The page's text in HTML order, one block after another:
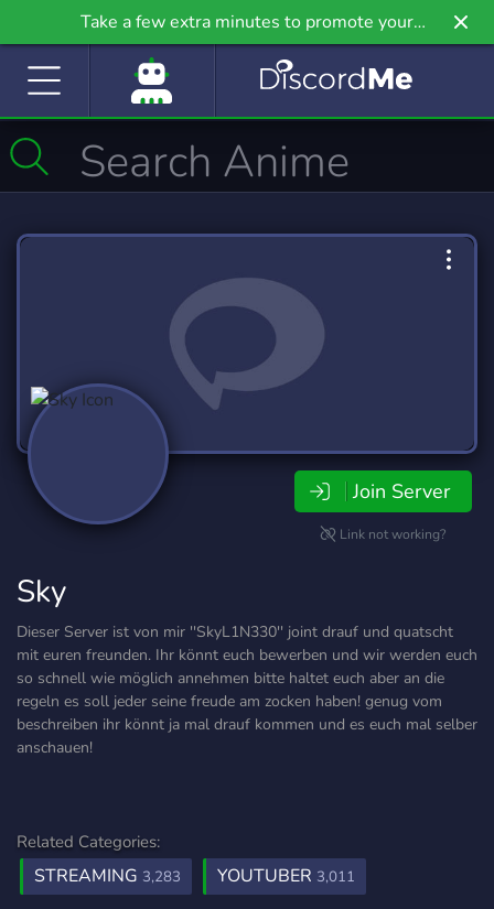
Take a few extra minutes to promote your
community even further on Griv.io, our newest
Join Server
Link not working?
Sky
Dieser Server ist von mir ''SkyL1N330'' joint drauf und quatscht
mit euren freunden. Ihr könnt euch bewerben und wir werden euch
so schnell wie möglich annehmen bitte haltet euch aber an die
regeln es soll jeder seine freude am zocken haben! genug vom
beschreiben ihr könnt ja mal drauf kommen und es euch mal selber
anschauen!
Related Categories:
STREAMING 3,283 YOUTUBER 3,011